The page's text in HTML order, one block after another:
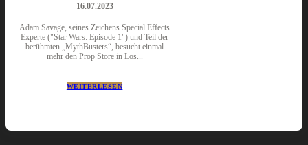
16.07.2023
Adam Savage, seines Zeichens Special Effects
Experte ("Star Wars: Episode 1") und Teil der
berühmten „MythBusters“, besucht einmal
mehr den Prop Store in Los...
WEITERLESEN